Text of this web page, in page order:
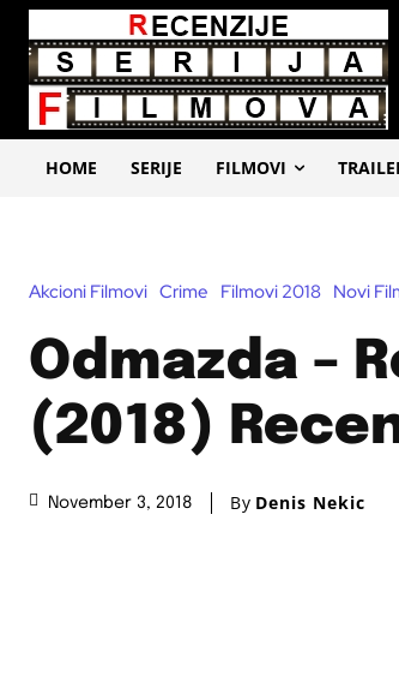
HOME SERIJE FILMOVI
Akcioni Filmovi Crime Filmovi 2018 Novi
Odmazda –
(2018)
November 3, 2018 By Denis Nekic